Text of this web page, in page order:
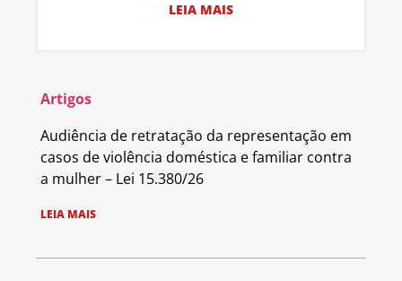
LEIA MAIS
Artigos
Audiência de retratação da representação em
casos de violência doméstica e familiar contra
a mulher – Lei 15.380/26
LEIA MAIS